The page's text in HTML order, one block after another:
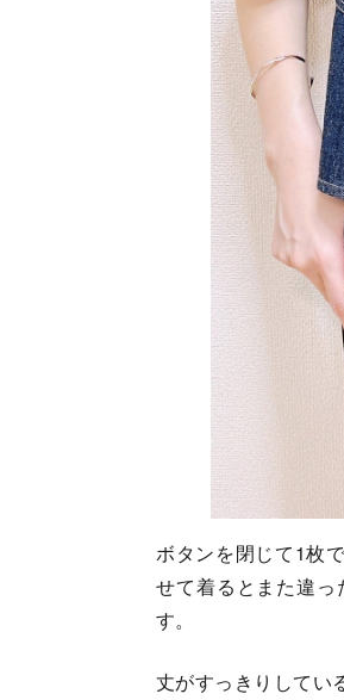
ボタンを閉じて1枚
せて着るとまた違
す。
丈がすっきりしてい